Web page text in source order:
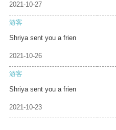
2021-10-27
游客
Shriya sent you a frien
2021-10-26
游客
Shriya sent you a frien
2021-10-23